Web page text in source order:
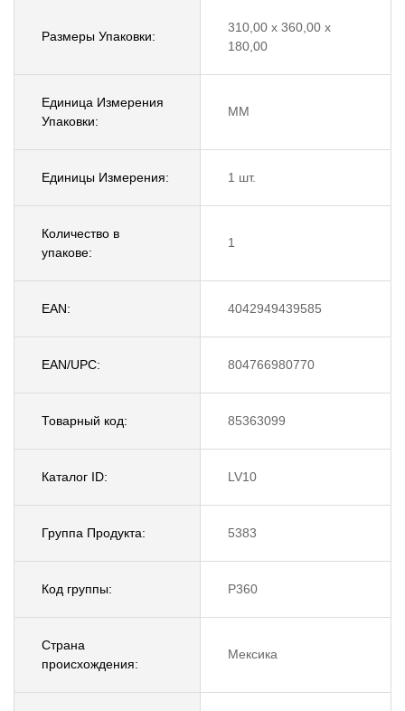
Размеры Упаковки:
310,00 x 360,00 x
180,00
Единица Измерения
Упаковки:
MM
Единицы Измерения: 1 шт.
Количество в
упакове:
1
EAN: 4042949439585
EAN/UPC: 804766980770
Товарный код: 85363099
Каталог ID: LV10
Группа Продукта: 5383
Код группы: P360
Страна
происхождения:
Мексика